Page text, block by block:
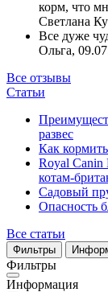
корм, что
Светлана
Все дуже
Ольга,
Все отзывы
Статьи
развес
Как
Royal Canin
котам-
Садовый
Опасность
Все статьи
Фильтры
Фильтры
Информация